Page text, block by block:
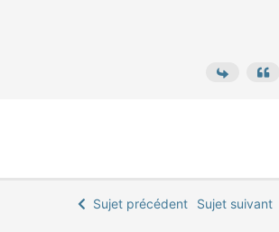
Sujet précédent Sujet suivant